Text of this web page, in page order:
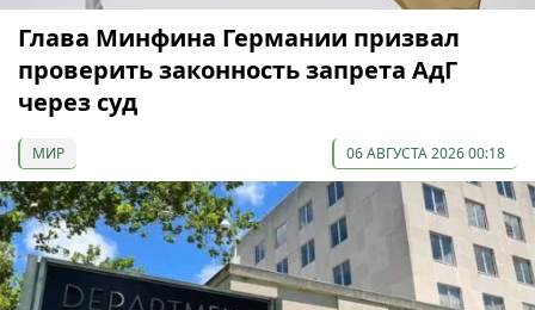
Глава Минфина Германии призвал
проверить законность запрета АдГ
через суд
МИР 06 АВГУСТА 2026 00:18